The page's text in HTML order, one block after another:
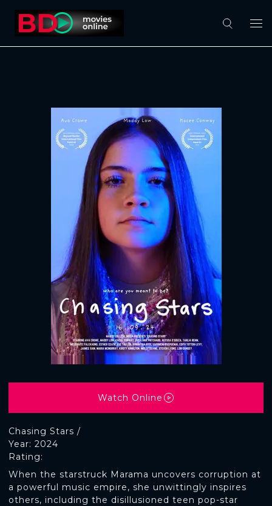
Chasing Stars /
Rating:
Year: 2024
When the starstruck Marama uncovers corruption at
a powerful music empire, she unwittingly inspires
others, including the disillusioned teen pop-star
Watch Online